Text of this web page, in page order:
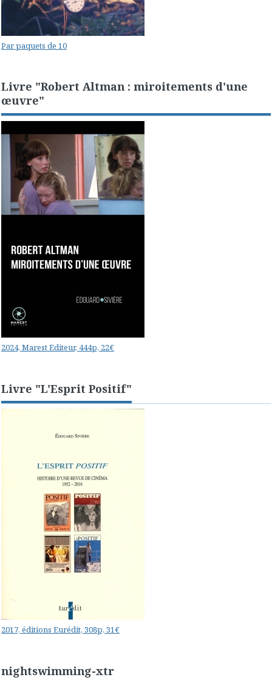
Par paquets de 10
Livre "Robert Altman : miroitements d'une
œuvre"
2024, Marest Editeur, 444p, 22€
Livre "L'Esprit Positif"
2017, éditions Eurédit, 308p, 31€
nightswimming-xtr